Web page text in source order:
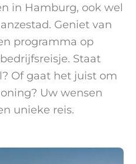
in Hamburg, ook wel
Geniet van
programma op
Staat
Of gaat het juist om
Uw wensen
unieke reis.